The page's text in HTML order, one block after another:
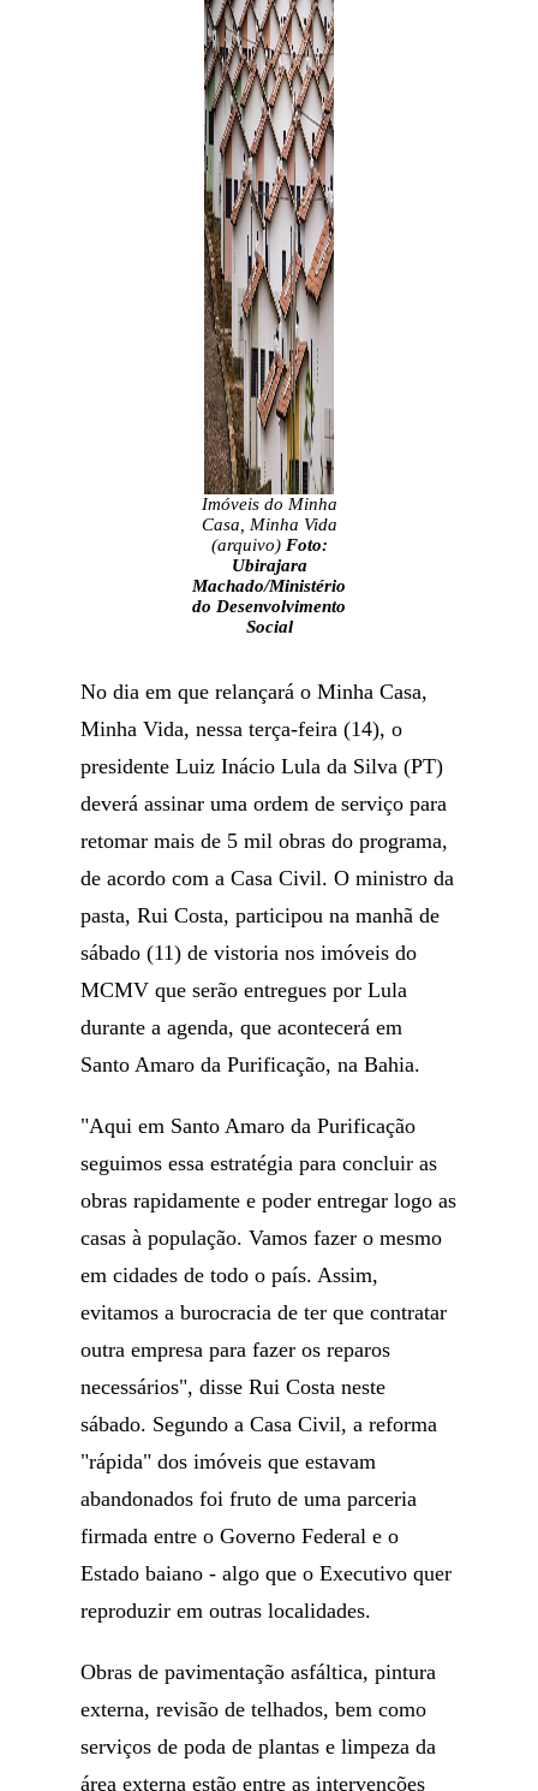
Imóveis do Minha
Casa, Minha Vida
(arquivo) Foto:
Ubirajara
Machado/Ministério
do Desenvolvimento
Social
No dia em que relançará o Minha Casa,
Minha Vida, nessa terça-feira (14), o
presidente Luiz Inácio Lula da Silva (PT)
deverá assinar uma ordem de serviço para
retomar mais de 5 mil obras do programa,
de acordo com a Casa Civil. O ministro da
pasta, Rui Costa, participou na manhã de
sábado (11) de vistoria nos imóveis do
MCMV que serão entregues por Lula
durante a agenda, que acontecerá em
Santo Amaro da Purificação, na Bahia.
"Aqui em Santo Amaro da Purificação
seguimos essa estratégia para concluir as
obras rapidamente e poder entregar logo as
casas à população. Vamos fazer o mesmo
em cidades de todo o país. Assim,
evitamos a burocracia de ter que contratar
outra empresa para fazer os reparos
necessários", disse Rui Costa neste
sábado. Segundo a Casa Civil, a reforma
"rápida" dos imóveis que estavam
abandonados foi fruto de uma parceria
firmada entre o Governo Federal e o
Estado baiano - algo que o Executivo quer
reproduzir em outras localidades.
Obras de pavimentação asfáltica, pintura
externa, revisão de telhados, bem como
serviços de poda de plantas e limpeza da
área externa estão entre as intervenções